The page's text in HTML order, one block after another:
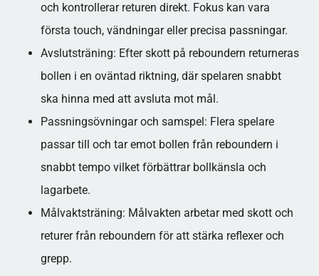
och kontrollerar returen direkt. Fokus kan vara
första touch, vändningar eller precisa passningar.
Avslutsträning: Efter skott på reboundern returneras
bollen i en oväntad riktning, där spelaren snabbt
ska hinna med att avsluta mot mål.
Passningsövningar och samspel: Flera spelare
passar till och tar emot bollen från reboundern i
snabbt tempo vilket förbättrar bollkänsla och
lagarbete.
Målvaktsträning: Målvakten arbetar med skott och
returer från reboundern för att stärka reflexer och
grepp.